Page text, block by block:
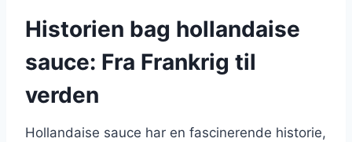
Historien bag hollandaise
sauce: Fra Frankrig til
verden
Hollandaise sauce har en fascinerende historie,